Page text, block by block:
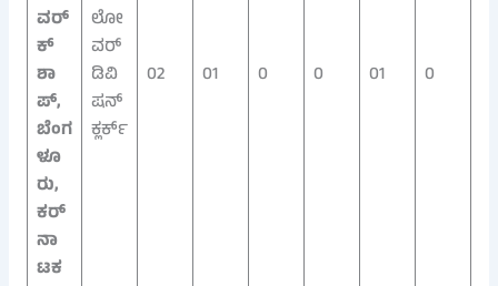
ವರ್
ಕ್‌
ಶಾ
ಪ್,
ಬೆಂಗ
ಳೂ
ರು,
ಕರ್
ನಾ
ಟಕ
ಲೋ
ವರ್
ಡಿವಿ
ಷನ್
ಕ್ಲರ್ಕ್
02 01 0 0 01 0